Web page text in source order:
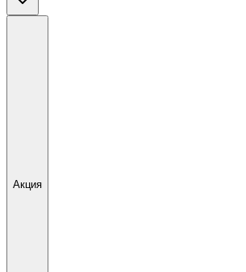
Акция